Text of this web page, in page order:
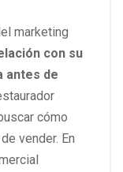
marketing
con su
antes de
cómo
vender. En